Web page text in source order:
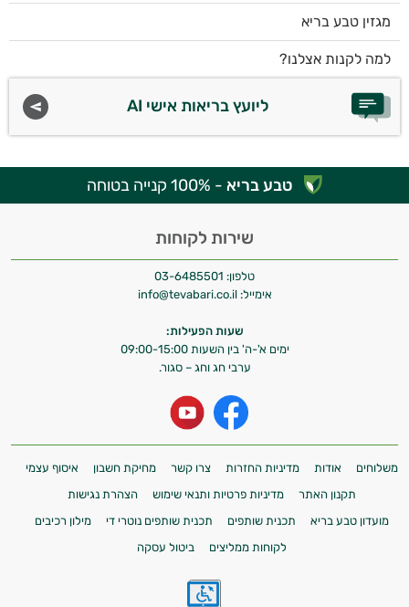
מגזין טבע בריא
למה לקנות אצלנו?
ליועץ בריאות אישי AI
טבע בריא - 100% קנייה בטוחה
שירות לקוחות
טלפון: 03-6485501
אימייל: info@tevabari.co.il
שעות הפעילות:
ימים א'-ה' בין השעות 09:00-15:00
ערבי חג וחג – סגור.
משלוחים אודות מדיניות החזרות צרו קשר מחיקת חשבון
איסוף עצמי
תקנון האתר
מדיניות פרטיות ותנאי שימוש
הצהרת נגישות
מועדון טבע בריא
תכנית שותפים תכנית שותפים נוטרי די
מילון רכיבים
לקוחות ממליצים
ביטול עסקה